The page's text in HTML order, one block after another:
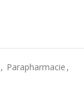
, Parapharmacie ,